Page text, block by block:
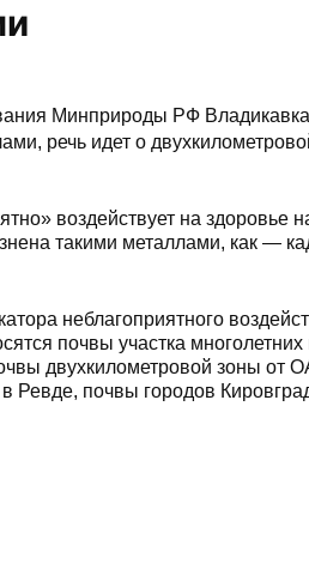
Минприроды РФ
речь идет о
воздействует на здоровье
такими металлами, как —
неблагоприятного
почвы участка
двухкилометровой зоны от
Ревде, почвы городов